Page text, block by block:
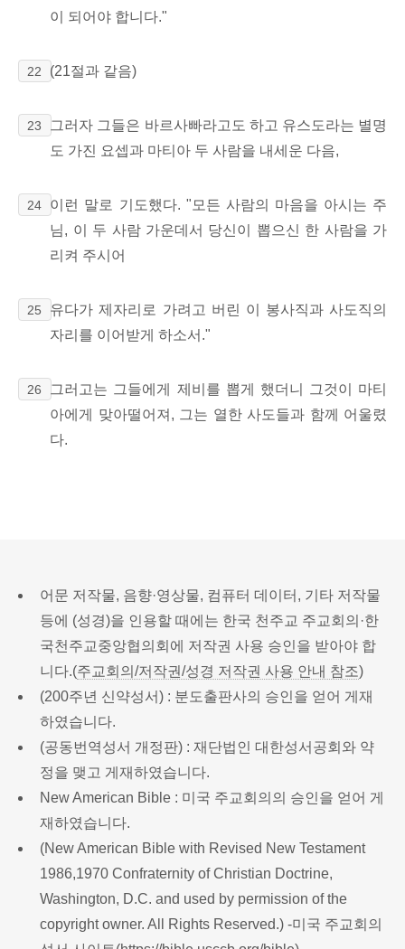
이 되어야 합니다."
22 (21절과 같음)
23
그러자 그들은 바르사빠라고도 하고 유스도라는 별명
도 가진 요셉과 마티아 두 사람을 내세운 다음,
24
이런 말로 기도했다. "모든 사람의 마음을 아시는 주
님, 이 두 사람 가운데서 당신이 뽑으신 한 사람을 가
리켜 주시어
25
유다가 제자리로 가려고 버린 이 봉사직과 사도직의
자리를 이어받게 하소서."
26
그러고는 그들에게 제비를 뽑게 했더니 그것이 마티
아에게 맞아떨어져, 그는 열한 사도들과 함께 어울렸
다.
어문 저작물, 음향·영상물, 컴퓨터 데이터, 기타 저작물
등에 (성경)을 인용할 때에는 한국 천주교 주교회의·한
국천주교중앙협의회에 저작권 사용 승인을 받아야 합
니다.(주교회의/저작권/성경 저작권 사용 안내 참조)
(200주년 신약성서) : 분도출판사의 승인을 얻어 게재
하였습니다.
(공동번역성서 개정판) : 재단법인 대한성서공회와 약
정을 맺고 게재하였습니다.
New American Bible : 미국 주교회의의 승인을 얻어 게
재하였습니다.
(New American Bible with Revised New Testament
1986,1970 Confraternity of Christian Doctrine,
Washington, D.C. and used by permission of the
copyright owner. All Rights Reserved.) -미국 주교회의